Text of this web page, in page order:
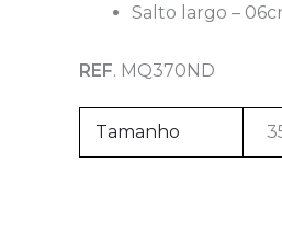
Salto largo –
REF. MQ370ND
Tamanho